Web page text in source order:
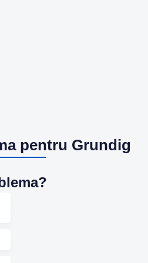
pentru Grundig